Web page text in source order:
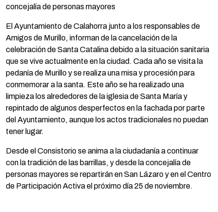
concejalía de personas mayores
El Ayuntamiento de Calahorra junto a los responsables de
Amigos de Murillo, informan de la cancelación de la
celebración de Santa Catalina debido a la situación sanitaria
que se vive actualmente en la ciudad. Cada año se visita la
pedanía de Murillo y se realiza una misa y procesión para
conmemorar a la santa. Este año se ha realizado una
limpieza los alrededores de la iglesia de Santa María y
repintado de algunos desperfectos en la fachada por parte
del Ayuntamiento, aunque los actos tradicionales no puedan
tener lugar.
Desde el Consistorio se anima a la ciudadanía a continuar
con la tradición de las barrillas, y desde la concejalía de
personas mayores se repartirán en San Lázaro y en el Centro
de Participación Activa el próximo día 25 de noviembre.